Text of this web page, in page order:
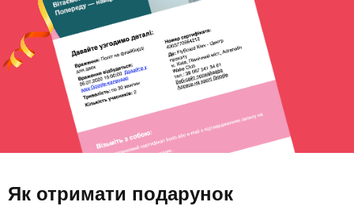
Як отримати подарунок